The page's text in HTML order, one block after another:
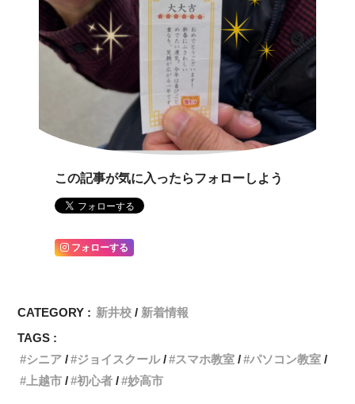
この記事が気に入ったらフォローしよう
フォローする
CATEGORY : 新井校
新着情報
TAGS :
シニア
ジョイスクール スマホ教室
パソコン教室
上越市
初心者 妙高市